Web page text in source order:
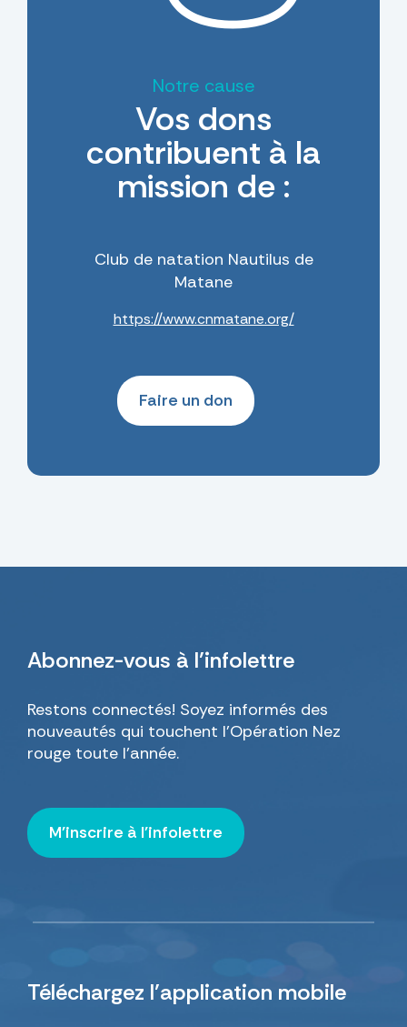
Notre cause
Vos dons
contribuent à la
mission de :
Club de natation Nautilus de
Matane
https://www.cnmatane.org/
Faire un don
Abonnez-vous à l’infolettre
Restons connectés! Soyez informés des
nouveautés qui touchent l’Opération Nez
rouge toute l’année.
M'inscrire à l'infolettre
Téléchargez l’application mobile